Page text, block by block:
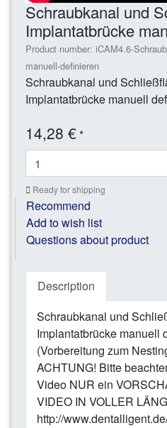
Schraubkanal und
Implantatbrücke
Product number: iCAM4.6-
manuell-definieren
Schraubkanal und
Implantatbrücke manuell
14,28 €*
Ready for shipping
Recommend
Add to wish list
Questions about product
Description
Schraubkanal und
Implantatbrücke manuell
(Vorbereitung zum
ACHTUNG! Bitte
Video NUR ein
VIDEO IN VOLLER
http://